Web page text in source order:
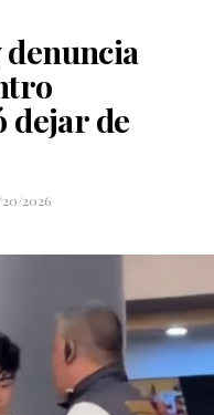
denuncia
dejar de
20/2026